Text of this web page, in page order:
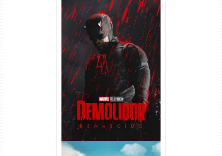
Demolidor: Renascido 2ª
Temporada (2026) WEB-DL
1080p Dual Áudio